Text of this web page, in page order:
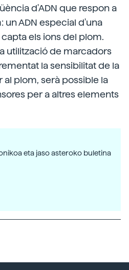
d'ADN que respon a
un ADN especial d'una
els ions del plom.
utilització de marcadors
la sensibilitat de la
plom, serà possible la
per a altres elements
eta jaso asteroko buletina